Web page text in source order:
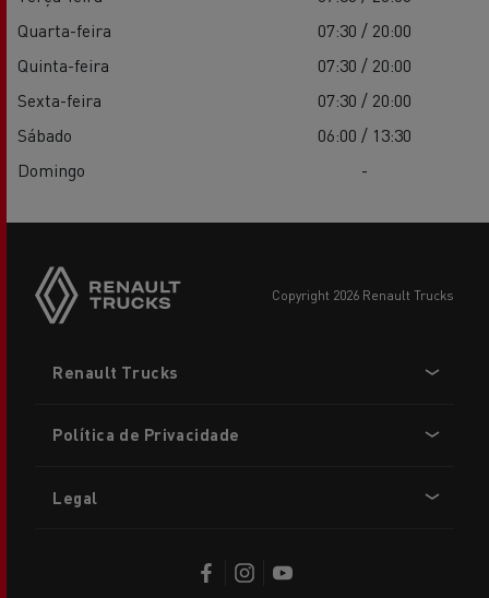
Quarta-feira
07:30 / 20:00
Quinta-feira
07:30 / 20:00
Sexta-feira
07:30 / 20:00
Sábado
06:00 / 13:30
Domingo
-
copyright 2026 Renault Trucks
menu
Renault Trucks
Política de Privacidade
Legal